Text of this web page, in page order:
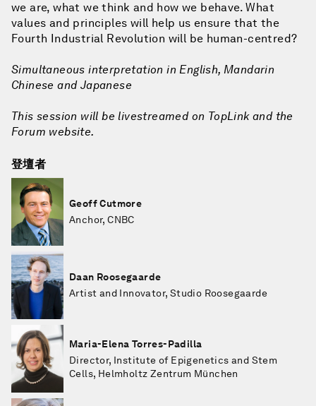
we are, what we think and how we behave. What
values and principles will help us ensure that the
Fourth Industrial Revolution will be human-centred?
Simultaneous interpretation in English, Mandarin
Chinese and Japanese
This session will be livestreamed on TopLink and the
Forum website.
登壇者
Geoff Cutmore
Anchor, CNBC
Daan Roosegaarde
Artist and Innovator, Studio Roosegaarde
Maria-Elena Torres-Padilla
Director, Institute of Epigenetics and Stem
Cells, Helmholtz Zentrum München